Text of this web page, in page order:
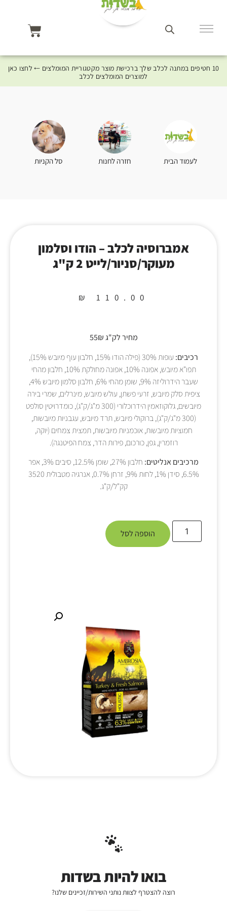
10 חטיפים במתנה לכלב שלך ברכישת מוצר מקטגוריית המומלצים ⤎ לחצו כאן
למוצרים המומלצים לכלב
לעמוד הבית חזרה לחנות סל הקניות
אמברוסיה לכלב – הודו וסלמון
מעוקר/סניור/לייט 2 ק"ג
₪ 110.00
מחיר לק"ג 55₪
רכיבים:
עופות 30% (פילה הודו 15%, חלבון עוף מיובש 15%),
תפו"א מיובש, אפונה 10%, אפונה מחולקת 10%, חלבון מהחי
שעבר הידרוליזה 9%, שומן מהחי 6%, חלבון סלמון מיובש 4%,
ציפית סלק מיובש, זרעי פשתן, עולש מיובש, מינרלים, שמרי בירה
מיובשים, גלוקוזאמין הידרוכלורי (300 מ"ג/ק"ג), כומדרויטין סולפט
(300 מ"ג/ק"ג), ברוקולי מיובש, תרד מיובש, עגבניות מיובשות,
חמוציות מיובשות, אוכמניות מיובשות, תמצית צמחים (יוקה,
רוזמרין, גפן, כורכום, פירות הדר, צמח הפיטנגה).
מרכיבים אנליטים:
חלבון 27%, שומן 12.5%, סיבים 3%, אפר
6.5%, סידן 1%, לחות 9%, זרחן 0.7%, אנרגיה מטבולית 3520
קק"ל/ק"ג.
הוספה לסל
בואו להיות בשדות
רוצה להצטרף לצוות נותני השירות/זכיינים שלנו?